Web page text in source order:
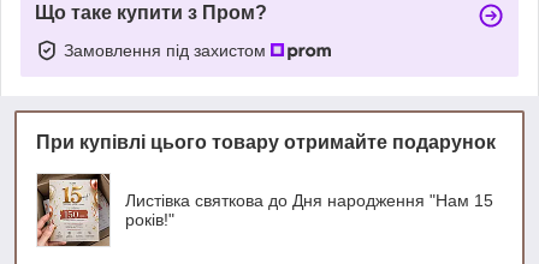
Що таке купити з Пром?
Замовлення під захистом
При купівлі цього товару отримайте подарунок
Листівка святкова до Дня народження "Нам 15
років!"